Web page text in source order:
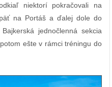
niektorí pokračovali na
na Portáš a ďalej dole do
Bajkerská jednočlenná sekcia
ešte v rámci tréningu do